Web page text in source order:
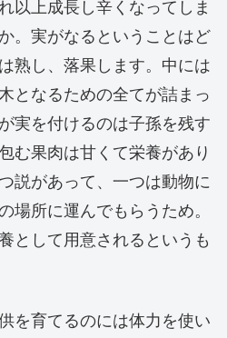
以上成長し辛くなってしま
。実がなるということはど
熟し、落果します。中には
となるための全てが詰まっ
実を付けるのは子孫を残す
む果肉は甘くて栄養があり
説があって、一つは動物に
場所に運んでもらうため。
として用意されるというも
を育てるのには体力を使い